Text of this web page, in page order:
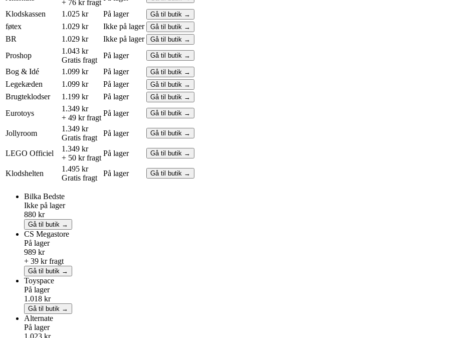
+ 76 kr fragt
Klodskassen 1.025 kr På lager Gå til butik →
føtex 1.029 kr Ikke på lager Gå til butik →
BR 1.029 kr Ikke på lager Gå til butik →
Proshop
1.043 kr
Gratis fragt
På lager Gå til butik →
Bog & Idé 1.099 kr På lager Gå til butik →
Legekæden 1.099 kr På lager Gå til butik →
Brugteklodser 1.199 kr På lager Gå til butik →
Eurotoys
1.349 kr
+ 49 kr fragt
På lager Gå til butik →
Jollyroom
1.349 kr
Gratis fragt
På lager Gå til butik →
LEGO Officiel
1.349 kr
+ 50 kr fragt
På lager Gå til butik →
Klodshelten
1.495 kr
Gratis fragt
På lager Gå til butik →
Bilka Bedste
Ikke på lager
880 kr
Gå til butik →
CS Megastore
På lager
989 kr
+ 39 kr fragt
Gå til butik →
Toyspace
På lager
1.018 kr
Gå til butik →
Alternate
På lager
1.023 kr